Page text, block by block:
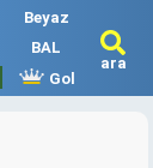
Beyaz
BAL
Gol
ara